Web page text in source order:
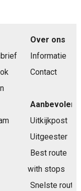
Over ons
Informatie
Contact
Aanbevolen
Uitkijkpost
Uitgeester
Best route
with stops
Snelste route